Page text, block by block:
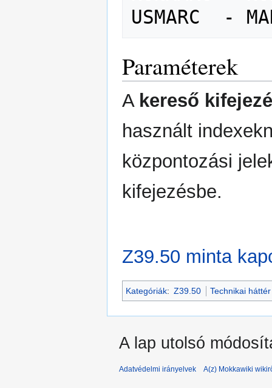
Paraméterek
A kereső
használt
központozási
kifejezésbe.
Z39.50 minta
Kategóriák: Z39.50 Technikai háttér
A lap utolsó
Adatvédelmi irányelvek A(z) Mokkawiki